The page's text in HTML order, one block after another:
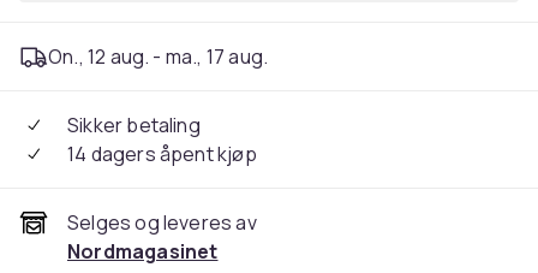
On., 12 aug. - ma., 17 aug.
Sikker betaling
14 dagers åpent kjøp
Selges og leveres av
Nordmagasinet